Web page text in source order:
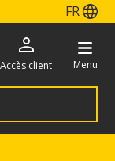
FR
Accès client Menu